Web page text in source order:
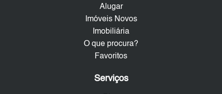
Alugar
Imóveis Novos
Imobiliária
O que procura?
Favoritos
Serviços